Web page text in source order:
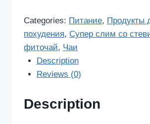
ананас,земляника
30
шт.
фильтр-
пакет
Categories: Питание, Продукты
похудения, Супер слим со
фиточай, Чаи
Description
Reviews (0)
Description